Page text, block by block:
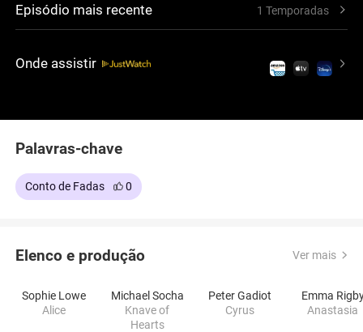
Episódio mais recente 1 Temporadas
Onde assistir
Palavras-chave
Conto de Fadas 0
Elenco e produção Ver mais
Sophie Lowe
Alice
Michael Socha
Knave of
Hearts
Peter Gadiot
Cyrus
Emma
Anastasia